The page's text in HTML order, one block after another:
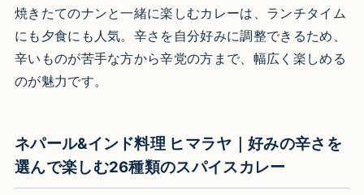
焼きたてのナンと一緒に楽しむカレーは、ランチタイム
にも夕食にも人気。辛さを自分好みに調整できるため、
辛いものが苦手な方から辛党の方まで、幅広く楽しめる
のが魅力です。
ネパール&インド料理 ヒマラヤ｜好みの辛さを
選んで楽しむ26種類のスパイスカレー